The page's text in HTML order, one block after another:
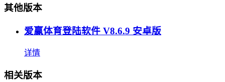
其他版本
爱赢体育登陆软件 V8.6.9 安卓版
详情
相关版本